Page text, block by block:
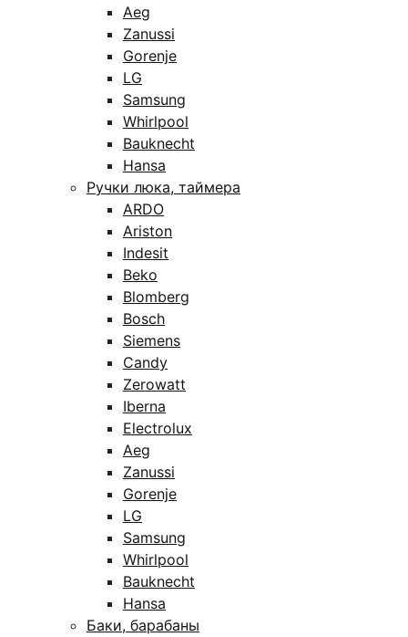
Aeg
Zanussi
Gorenje
LG
Samsung
Whirlpool
Bauknecht
Hansa
Ручки люка, таймера
ARDO
Ariston
Indesit
Beko
Blomberg
Bosch
Siemens
Candy
Zerowatt
Iberna
Electrolux
Aeg
Zanussi
Gorenje
LG
Samsung
Whirlpool
Bauknecht
Hansa
Баки, барабаны